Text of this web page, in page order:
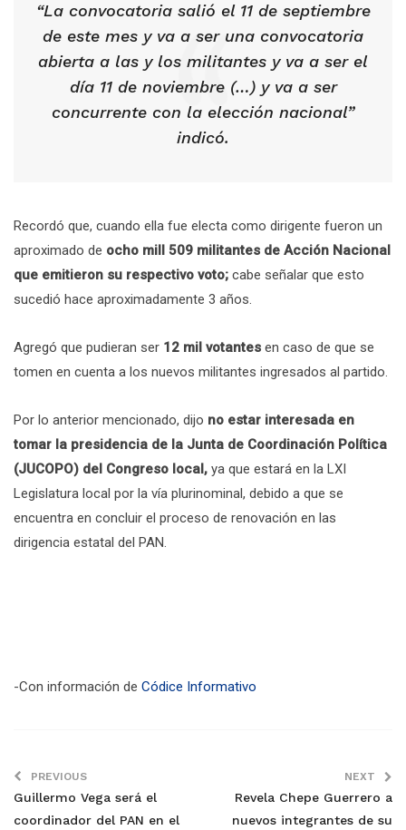
“La convocatoria salió el 11 de septiembre
de este mes y va a ser una convocatoria
abierta a las y los militantes y va a ser el
día 11 de noviembre (…) y va a ser
concurrente con la elección nacional”
indicó.
Recordó que, cuando ella fue electa como dirigente fueron un
aproximado de ocho mill 509 militantes de Acción Nacional
que emitieron su respectivo voto; cabe señalar que esto
sucedió hace aproximadamente 3 años.
Agregó que pudieran ser 12 mil votantes en caso de que se
tomen en cuenta a los nuevos militantes ingresados al partido.
Por lo anterior mencionado, dijo no estar interesada en
tomar la presidencia de la Junta de Coordinación Política
(JUCOPO) del Congreso local, ya que estará en la LXI
Legislatura local por la vía plurinominal, debido a que se
encuentra en concluir el proceso de renovación en las
dirigencia estatal del PAN.
-Con información de Códice Informativo
PREVIOUS
Guillermo Vega será el
coordinador del PAN en el
NEXT
Revela Chepe Guerrero a
nuevos integrantes de su